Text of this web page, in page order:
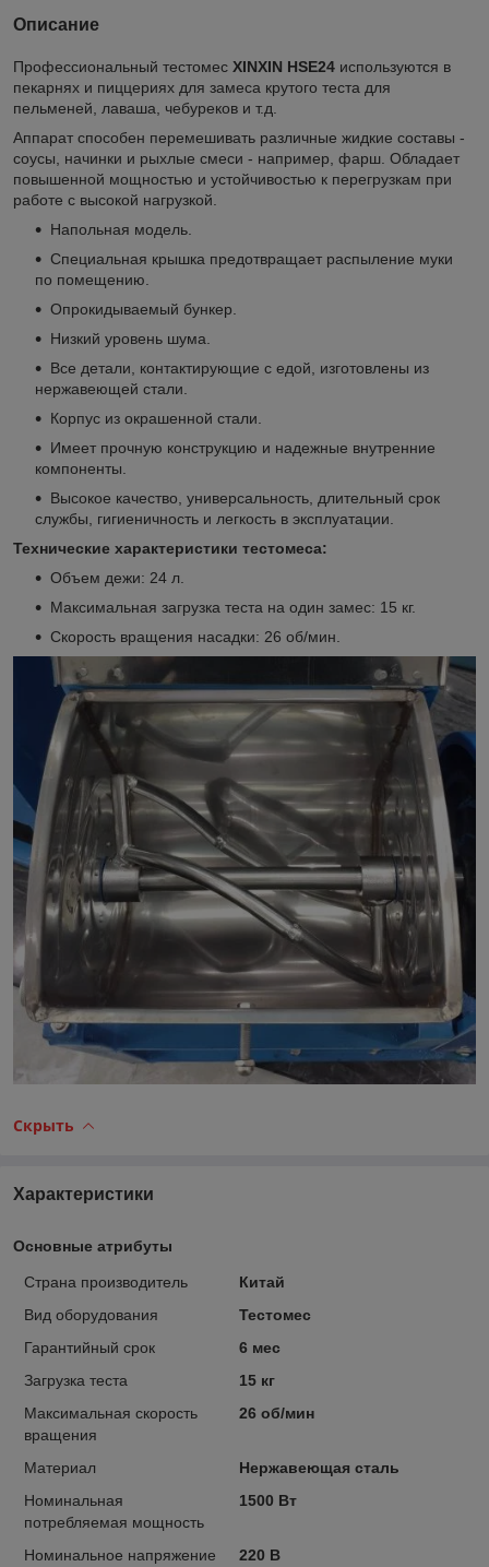
Описание
Профессиональный тестомес XINXIN HSE24 используются в
пекарнях и пиццериях для замеса крутого теста для
пельменей, лаваша, чебуреков и т.д.
Аппарат способен перемешивать различные жидкие составы -
соусы, начинки и рыхлые смеси - например, фарш. Обладает
повышенной мощностью и устойчивостью к перегрузкам при
работе с высокой нагрузкой.
Напольная модель.
Специальная крышка предотвращает распыление муки
по помещению.
Опрокидываемый бункер.
Низкий уровень шума.
Все детали, контактирующие с едой, изготовлены из
нержавеющей стали.
Корпус из окрашенной стали.
Имеет прочную конструкцию и надежные внутренние
компоненты.
Высокое качество, универсальность, длительный срок
службы, гигиеничность и легкость в эксплуатации.
Технические характеристики тестомеса:
Объем дежи: 24 л.
Максимальная загрузка теста на один замес: 15 кг.
Скорость вращения насадки: 26 об/мин.
Скрыть
Характеристики
Основные атрибуты
Страна производитель
Китай
Вид оборудования
Тестомес
Гарантийный срок
6 мес
Загрузка теста
15 кг
Максимальная скорость
вращения
26 об/мин
Материал
Нержавеющая сталь
Номинальная
потребляемая мощность
1500 Вт
Номинальное напряжение 220 В